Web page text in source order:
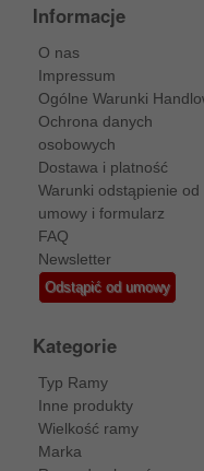
Informacje
O nas
Impressum
Ogólne Warunki
Ochrona danych
osobowych
Dostawa i platność
Warunki odstąpienie od
umowy i formularz
FAQ
Newsletter
Odstąpić od umowy
Kategorie
Typ Ramy
Inne produkty
Wielkość ramy
Marka